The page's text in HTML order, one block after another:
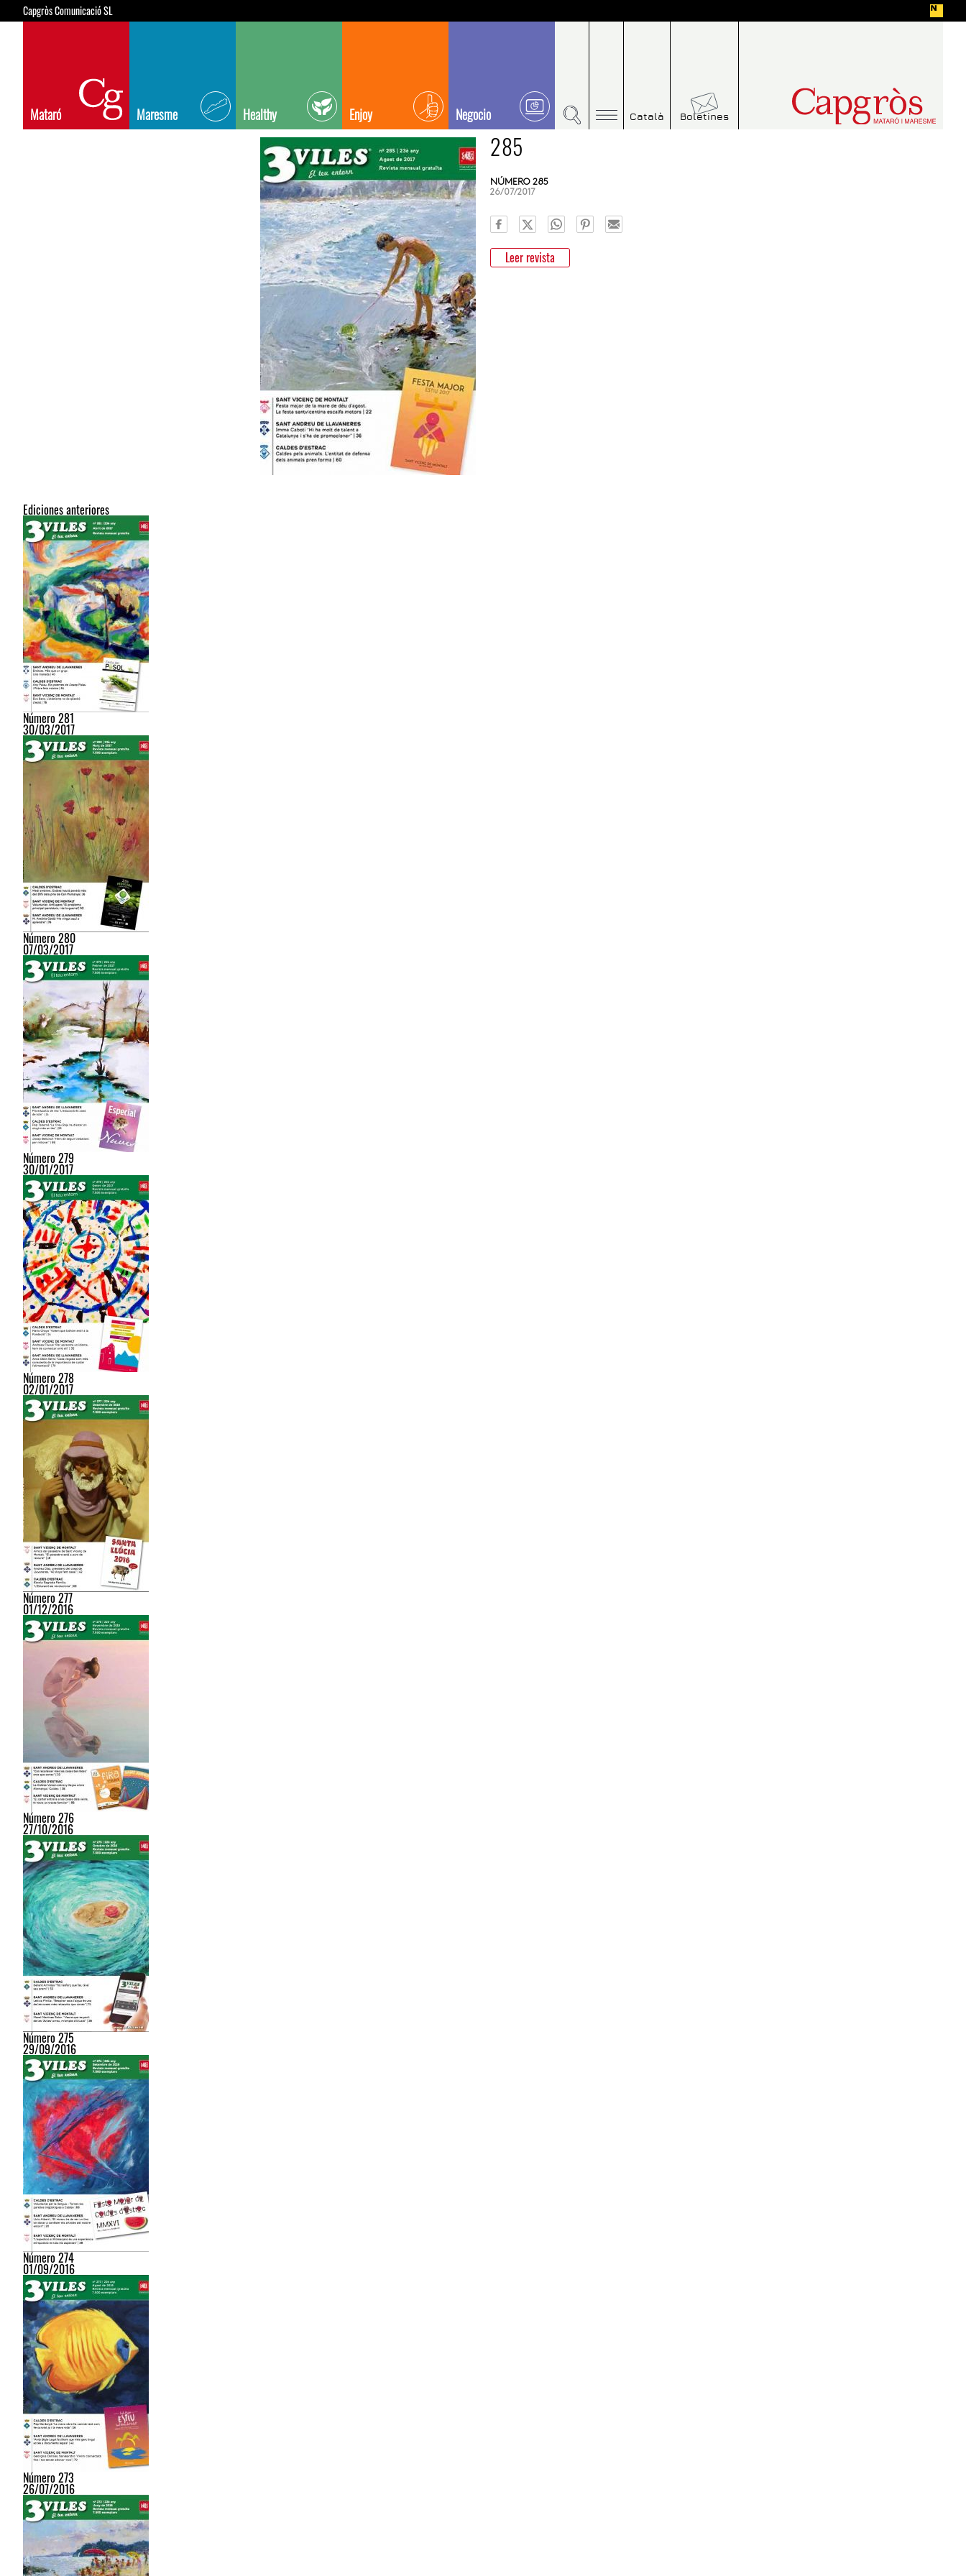
Capgròs Comunicació SL
Mataró Maresme Healthy Enjoy Negocio Català Boletines
285
NÚMERO 285
26/07/2017
Leer revista
Ediciones anteriores
Número 281
30/03/2017
Número 280
07/03/2017
Número 279
30/01/2017
Número 278
02/01/2017
Número 277
01/12/2016
Número 276
27/10/2016
Número 275
29/09/2016
Número 274
01/09/2016
Número 273
26/07/2016